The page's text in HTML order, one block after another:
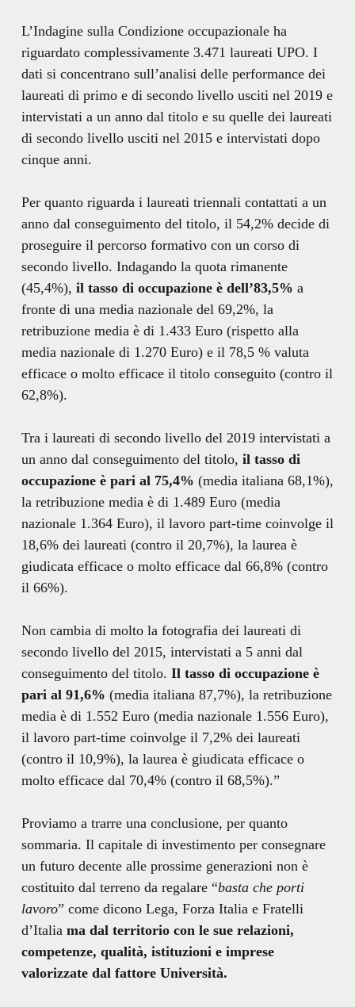
L’Indagine sulla Condizione occupazionale ha
riguardato complessivamente 3.471 laureati UPO. I
dati si concentrano sull’analisi delle performance dei
laureati di primo e di secondo livello usciti nel 2019 e
intervistati a un anno dal titolo e su quelle dei laureati
di secondo livello usciti nel 2015 e intervistati dopo
cinque anni.
Per quanto riguarda i laureati triennali contattati a un
anno dal conseguimento del titolo, il 54,2% decide di
proseguire il percorso formativo con un corso di
secondo livello. Indagando la quota rimanente
(45,4%), il tasso di occupazione è dell’83,5% a
fronte di una media nazionale del 69,2%, la
retribuzione media è di 1.433 Euro (rispetto alla
media nazionale di 1.270 Euro) e il 78,5 % valuta
efficace o molto efficace il titolo conseguito (contro il
62,8%).
Tra i laureati di secondo livello del 2019 intervistati a
un anno dal conseguimento del titolo, il tasso di
occupazione è pari al 75,4% (media italiana 68,1%),
la retribuzione media è di 1.489 Euro (media
nazionale 1.364 Euro), il lavoro part-time coinvolge il
18,6% dei laureati (contro il 20,7%), la laurea è
giudicata efficace o molto efficace dal 66,8% (contro
il 66%).
Non cambia di molto la fotografia dei laureati di
secondo livello del 2015, intervistati a 5 anni dal
conseguimento del titolo. Il tasso di occupazione è
pari al 91,6% (media italiana 87,7%), la retribuzione
media è di 1.552 Euro (media nazionale 1.556 Euro),
il lavoro part-time coinvolge il 7,2% dei laureati
(contro il 10,9%), la laurea è giudicata efficace o
molto efficace dal 70,4% (contro il 68,5%).”
Proviamo a trarre una conclusione, per quanto
sommaria. Il capitale di investimento per consegnare
un futuro decente alle prossime generazioni non è
costituito dal terreno da regalare “basta che porti
lavoro” come dicono Lega, Forza Italia e Fratelli
d’Italia ma dal territorio con le sue relazioni,
competenze, qualità, istituzioni e imprese
valorizzate dal fattore Università.